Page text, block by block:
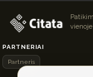
PARTNERIAI
Partneris